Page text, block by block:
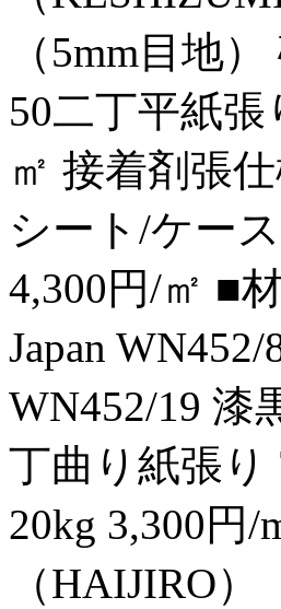
（5mm目地
50二丁平紙張
㎡ 接着剤張
シート/ケー
4,300円/㎡ ■
Japan
WN452/19 漆
丁曲り紙張り
20kg 3,300円/
（HAIJIRO